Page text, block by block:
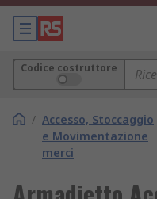
Codice costruttore
/ Accesso, Stoccaggio
e Movimentazione
merci